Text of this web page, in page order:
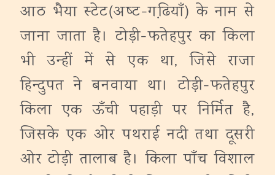
आठ भैया स्‍टेट(अष्‍ट-गढि़याँ) के नाम से
जाना जाता है। टोड़ी-फतेहपुर का किला
भी उन्‍हीं में से एक था, जिसे राजा
हिन्‍दुपत ने बनवाया था। टोड़ी-फतेहपुर
किला एक ऊँची पहाड़ी पर निर्मित है,
जिसके एक ओर पथराई नदी तथा दूसरी
ओर टोड़ी तालाब है। किला पाँच विशाल